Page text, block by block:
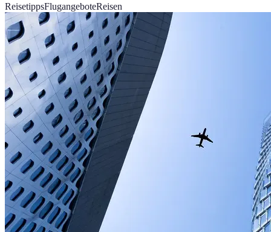
ReisetippsFlugangeboteReisen